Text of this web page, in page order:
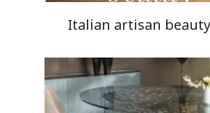
Italian artisan